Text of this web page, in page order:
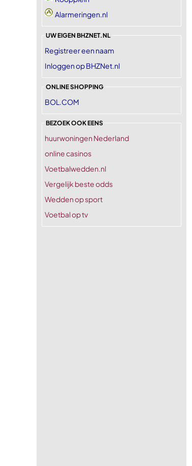
Alarmeringen.nl
UW EIGEN BHZNET.NL
Registreer een naam
Inloggen op BHZNet.nl
ONLINE SHOPPING
BOL.COM
BEZOEK OOK EENS
huurwoningen Nederland
online casinos
Voetbalwedden.nl
Vergelijk beste odds
Wedden op sport
Voetbal op tv